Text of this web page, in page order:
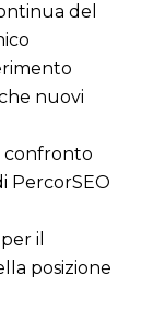
del
nuovi
confronto
PercorSEO
il
posizione